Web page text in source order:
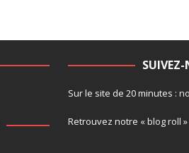
Sur le site de 20 minutes :
Retrouvez notre « blog roll »